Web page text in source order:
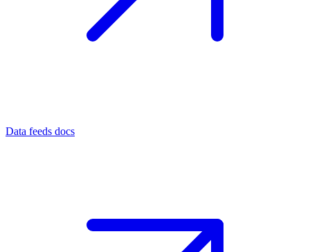
Data feeds docs